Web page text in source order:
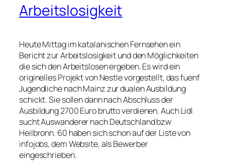
Arbeitslosigkeit
Heute Mittag im katalanischen Fernsehen ein
Bericht zur Arbeitslosigkeit und den Möglichkeiten
die sich den Arbeitslosen ergeben. Es wird ein
originelles Projekt von Nestle vorgestellt, das fuenf
Jugendliche nach Mainz zur dualen Ausbildung
schickt. Sie sollen dann nach Abschluss der
Ausbildung 2700 Euro brutto verdienen. Auch Lidl
sucht Auswanderer nach Deutschland bzw
Heilbronn. 60 haben sich schon auf der Liste von
infojobs, dem Website, als Bewerber
eingeschrieben.